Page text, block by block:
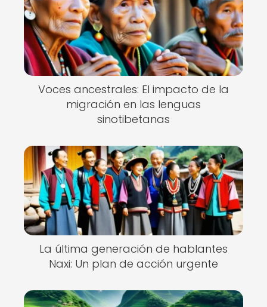
Voces ancestrales: El impacto de la
migración en las lenguas
sinotibetanas
La última generación de hablantes
Naxi: Un plan de acción urgente